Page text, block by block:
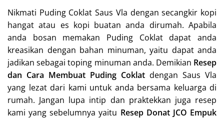
Nikmati Puding Coklat Saus Vla dengan secangkir kopi
hangat atau es kopi buatan anda dirumah. Apabila
anda bosan memakan Puding Coklat dapat anda
kreasikan dengan bahan minuman, yaitu dapat anda
jadikan sebagai toping minuman anda. Demikian Resep
dan Cara Membuat Puding Coklat dengan Saus Vla
yang lezat dari kami untuk anda bersama keluarga di
rumah. Jangan lupa intip dan praktekkan juga resep
kami yang sebelumnya yaitu Resep Donat JCO Empuk